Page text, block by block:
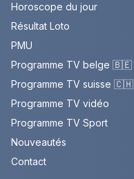
Horoscope du jour
Résultat Loto
PMU
Programme TV belge 🇧🇪
Programme TV suisse 🇨🇭
Programme TV vidéo
Programme TV Sport
Nouveautés
Contact